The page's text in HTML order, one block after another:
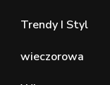
Trendy I Styl
wieczorowa